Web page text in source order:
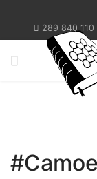
289 840 110